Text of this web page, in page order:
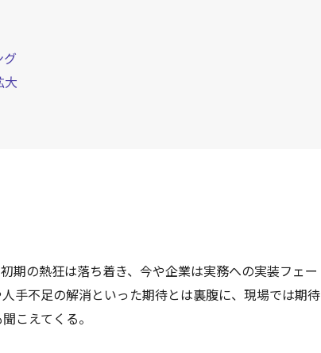
グ
大
期の熱狂は落ち着き、今や企業は実務への実装フェー
手不足の解消といった期待とは裏腹に、現場では期待
こえてくる。